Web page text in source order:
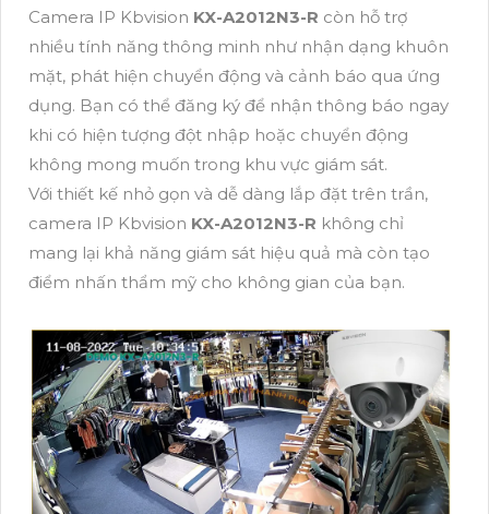
Camera IP Kbvision KX-A2012N3-R còn hỗ trợ
nhiều tính năng thông minh như nhận dạng khuôn
mặt, phát hiện chuyển động và cảnh báo qua ứng
dụng. Bạn có thể đăng ký để nhận thông báo ngay
khi có hiện tượng đột nhập hoặc chuyển động
không mong muốn trong khu vực giám sát.
Với thiết kế nhỏ gọn và dễ dàng lắp đặt trên trần,
camera IP Kbvision KX-A2012N3-R không chỉ
mang lại khả năng giám sát hiệu quả mà còn tạo
điểm nhấn thẩm mỹ cho không gian của bạn.